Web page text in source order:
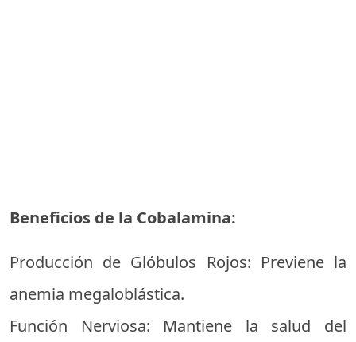
Beneficios de la Cobalamina:
Producción de Glóbulos Rojos: Previene la
anemia megaloblástica.
Función Nerviosa: Mantiene la salud del